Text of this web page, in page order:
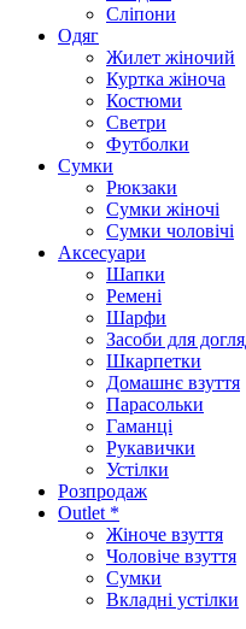
Сліпони
Одяг
Жилет жіночий
Куртка жіноча
Костюми
Светри
Футболки
Сумки
Рюкзаки
Сумки жіночі
Сумки чоловічі
Аксеcуари
Шапки
Ремені
Шарфи
Засоби для
Шкарпетки
Домашнє взуття
Парасольки
Гаманці
Рукавички
Устілки
Розпродаж
Outlet *
Жіноче взуття
Чоловіче взуття
Сумки
Вкладні устілки